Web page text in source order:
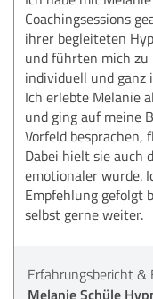
Coachingsessions
ihrer begleiteten
und führten mich
individuell und ganz
Ich erlebte Melanie
und ging auf meine
Vorfeld besprachen,
Dabei hielt sie auch
emotionaler wurde.
Empfehlung gefolgt
selbst gerne weiter.
Erfahrungsbericht &
Melanie Schüle